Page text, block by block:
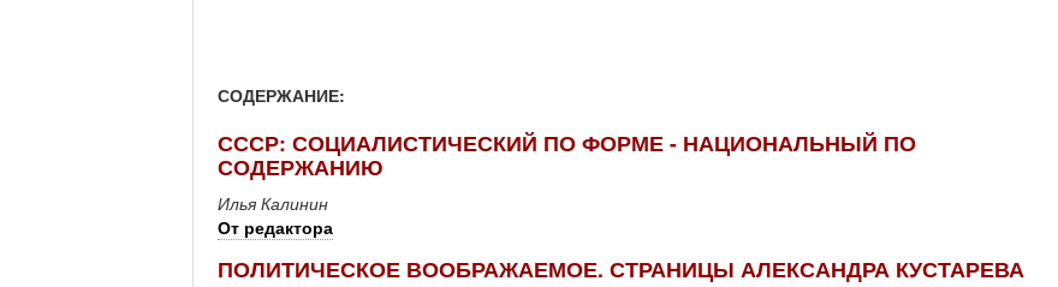
СОДЕРЖАНИЕ:
СССР: СОЦИАЛИСТИЧЕСКИЙ ПО ФОРМЕ - НАЦИОНАЛЬНЫЙ ПО
СОДЕРЖАНИЮ
Илья Калинин
От редактора
ПОЛИТИЧЕСКОЕ ВООБРАЖАЕМОЕ. СТРАНИЦЫ АЛЕКСАНДРА КУСТАРЕВА